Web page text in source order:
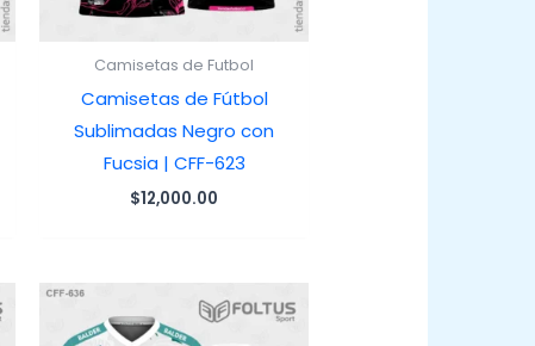
Camisetas de Futbol
Camisetas de Fútbol
Sublimadas Negro con
Fucsia | CFF-623
$12,000.00